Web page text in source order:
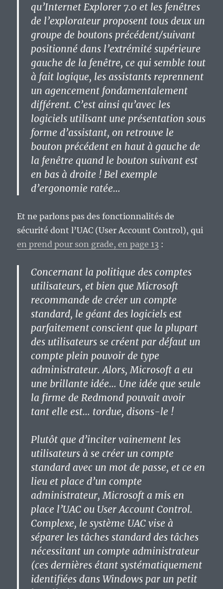
qu’Internet Explorer 7.0 et les fenêtres
de l’explorateur proposent tous deux un
groupe de boutons précédent/suivant
positionné dans l’extrémité supérieure
gauche de la fenêtre, ce qui semble tout
à fait logique, les assistants reprennent
un agencement fondamentalement
différent. C’est ainsi qu’avec les
logiciels utilisant une présentation sous
forme d’assistant, on retrouve le
bouton précédent en haut à gauche de
la fenêtre quand le bouton suivant est
en bas à droite ! Bel exemple
d’ergonomie ratée…
Et ne parlons pas des fonctionnalités de
sécurité dont l’UAC (User Account Control), qui
en prend pour son grade, en page 13 :
Concernant la politique des comptes
utilisateurs, et bien que Microsoft
recommande de créer un compte
standard, le géant des logiciels est
parfaitement conscient que la plupart
des utilisateurs se créent par défaut un
compte plein pouvoir de type
administrateur. Alors, Microsoft a eu
une brillante idée… Une idée que seule
la firme de Redmond pouvait avoir
tant elle est… tordue, disons-le !
Plutôt que d’inciter vainement les
utilisateurs à se créer un compte
standard avec un mot de passe, et ce en
lieu et place d’un compte
administrateur, Microsoft a mis en
place l’UAC ou User Account Control.
Complexe, le système UAC vise à
séparer les tâches standard des tâches
nécessitant un compte administrateur
(ces dernières étant systématiquement
identifiées dans Windows par un petit